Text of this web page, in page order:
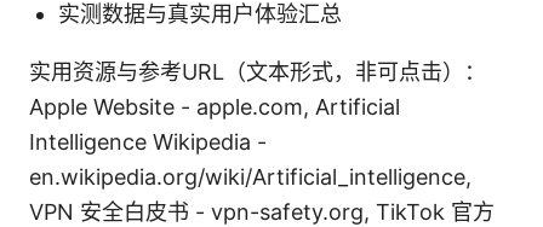
实测数据与真实用户体验汇总
实用资源与参考URL（文本形式，非可点击）：
Apple Website - apple.com, Artificial
Intelligence Wikipedia -
en.wikipedia.org/wiki/Artificial_intelligence,
VPN 安全白皮书 - vpn-safety.org, TikTok 官方